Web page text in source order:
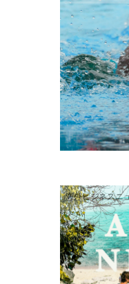
海外ビジネスニ